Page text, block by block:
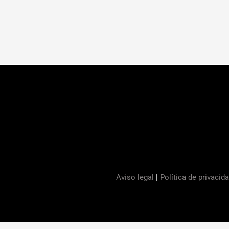
Aviso legal | Política de